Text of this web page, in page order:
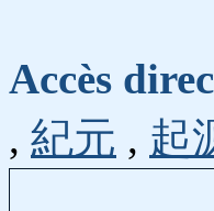
Accès
, 紀元 , 起